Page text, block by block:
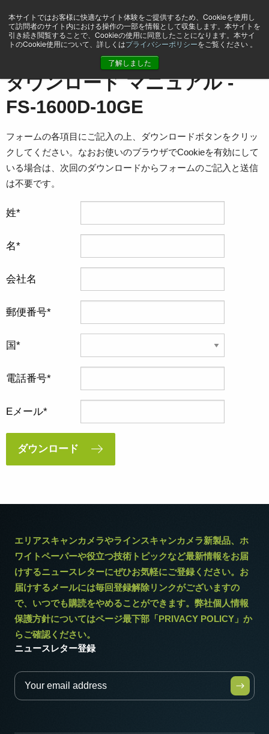
本サイトではお客様に快適なサイト体験をご提供するため、Cookieを使用し
て訪問者のサイト内における操作の一部を情報として収集します。本サイトを
引き続き閲覧することで、Cookieの使用に同意したことになります。本サイ
トのCookie使用について、詳しくはプライバシーポリシーをご覧ください 。
了解しました
マニュアル - FS-1600D-10GE
ダウンロード マニュアル -
FS-1600D-10GE
フォームの各項目にご記入の上、ダウンロードボタンをクリッ
クしてください。なおお使いのブラウザでCookieを有効にして
いる場合は、次回のダウンロードからフォームのご記入と送信
は不要です。
姓
名
会社名
郵便番号
国
電話番号
Eメール
ダウンロード
エリアスキャンカメラやラインスキャンカメラ新製品、ホ
ワイトペーパーや役立つ技術トピックなど最新情報をお届
けするニュースレターにぜひお気軽にご登録ください。お
届けするメールには毎回登録解除リンクがございますの
で、いつでも購読をやめることができます。弊社個人情報
保護方針についてはページ最下部「PRIVACY POLICY」か
らご確認ください。
ニュースレター登録